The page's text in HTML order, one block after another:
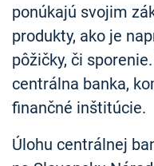
ponúkajú svojim
produkty, ako je
pôžičky, či
centrálna banka,
finančné inštitúcie.
Úlohu centrálnej